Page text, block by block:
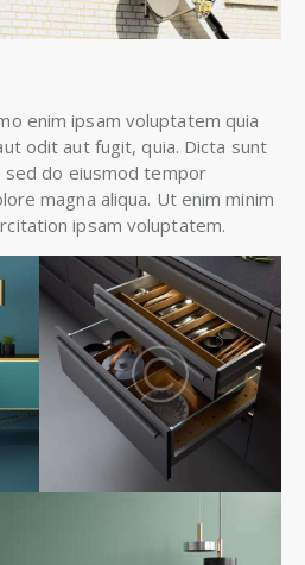
enim ipsam voluptatem quia
odit aut fugit, quia. Dicta sunt
sed do eiusmod tempor
magna aliqua. Ut enim minim
ipsam voluptatem.